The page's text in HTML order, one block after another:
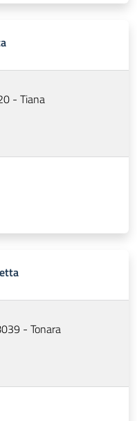
- Tiana
- Tonara